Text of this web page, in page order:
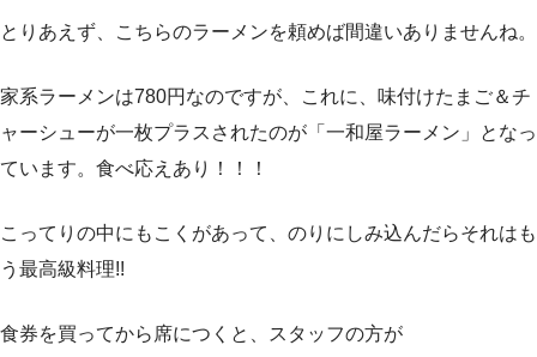
とりあえず、こちらのラーメンを頼めば間違いありませんね。
家系ラーメンは780円なのですが、これに、味付けたまご＆チ
ャーシューが一枚プラスされたのが「一和屋ラーメン」となっ
ています。食べ応えあり！！！
こってりの中にもこくがあって、のりにしみ込んだらそれはも
う最高級料理!!
食券を買ってから席につくと、スタッフの方が